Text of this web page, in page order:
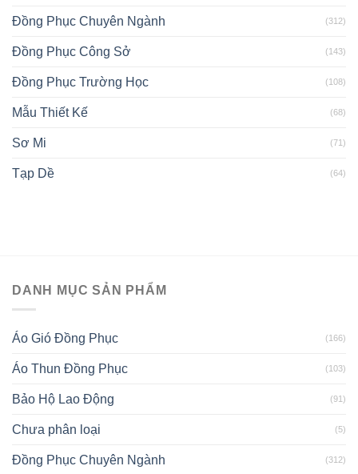
Đồng Phục Chuyên Ngành (312)
Đồng Phục Công Sở (143)
Đồng Phục Trường Học (108)
Mẫu Thiết Kế (68)
Sơ Mi (71)
Tạp Dề (64)
DANH MỤC SẢN PHẨM
Áo Gió Đồng Phục (166)
Áo Thun Đồng Phục (103)
Bảo Hộ Lao Động (91)
Chưa phân loại (5)
Đồng Phục Chuyên Ngành (312)